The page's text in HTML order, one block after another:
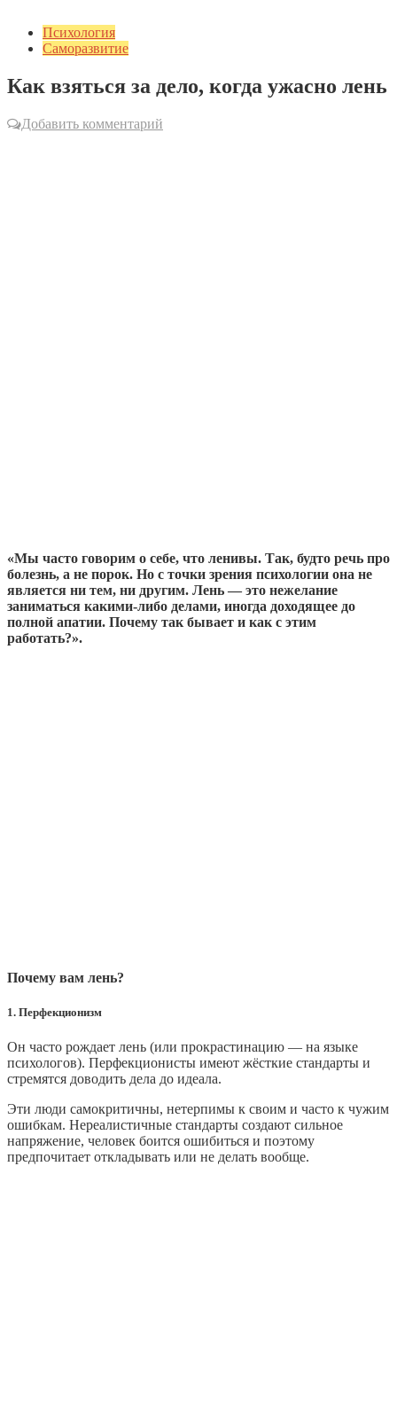
Психология
Саморазвитие
Как взяться за дело, когда ужасно лень
Добавить комментарий
«Мы часто говорим о себе, что ленивы. Так, будто речь про
болезнь, а не порок. Но с точки зрения психологии она не
является ни тем, ни другим. Лень — это нежелание
заниматься какими-либо делами, иногда доходящее до
полной апатии. Почему так бывает и как с этим
работать?».
Почему вам лень?
1. Перфекционизм
Он часто рождает лень (или прокрастинацию — на языке
психологов). Перфекционисты имеют жёсткие стандарты и
стремятся доводить дела до идеала.
Эти люди самокритичны, нетерпимы к своим и часто к чужим
ошибкам. Нереалистичные стандарты создают сильное
напряжение, человек боится ошибиться и поэтому
предпочитает откладывать или не делать вообще.